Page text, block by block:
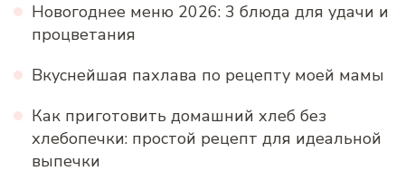
Новогоднее меню 2026: 3 блюда для удачи и
процветания
Вкуснейшая пахлава по рецепту моей мамы
Как приготовить домашний хлеб без
хлебопечки: простой рецепт для идеальной
выпечки